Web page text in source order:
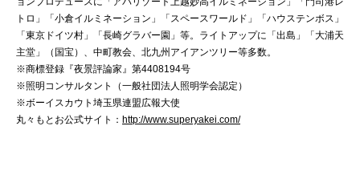
トロ」「小倉イルミネーション」「スペースワールド」「ハウステンボス」
「東京ドイツ村」「長崎グラバー園」等。ライトアップに「出島」「大浦天
主堂」（国宝）、中町教会、北九州アイアンツリー等多数。
※商標登録『夜景評論家』第4408194号
※照明コンサルタント（一般社団法人照明学会認定）
※ボーイスカウト埼玉県連盟広報大使
丸々もとお公式サイト： http://www.superyakei.com/